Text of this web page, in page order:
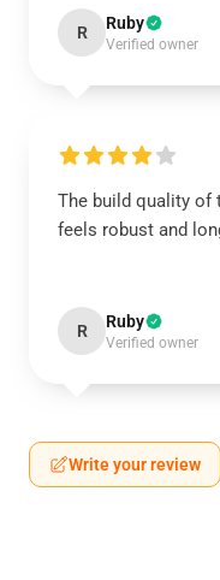
R Ruby
Verified owner
The build quality of
feels robust and
R Ruby
Verified owner
Write your review